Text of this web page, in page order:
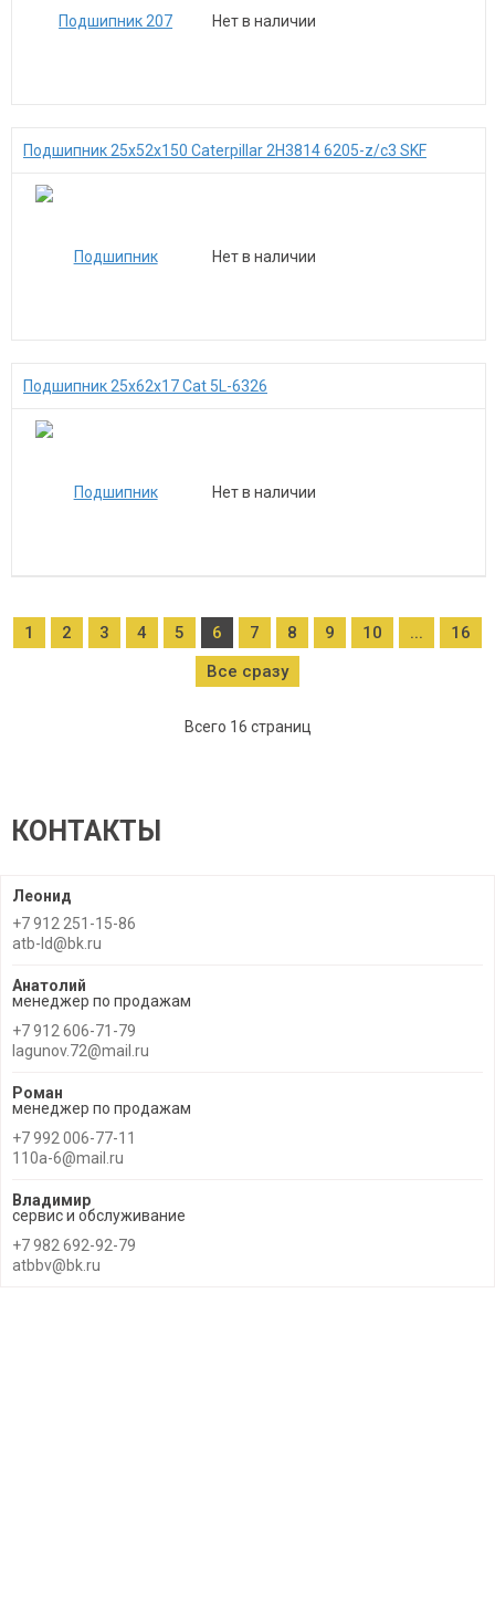
Нет в наличии
Подшипник 25x52x150 Caterpillar 2H3814 6205-z/c3 SKF
Нет в наличии
Подшипник 25x62x17 Cat 5L-6326
Нет в наличии
1 2 3 4 5 6 7 8 9 10 ...
16
Все сразу
Всего 16 страниц
КОНТАКТЫ
Леонид
+7 912 251-15-86
atb-ld@bk.ru
Анатолий
менеджер по продажам
+7 912 606-71-79
lagunov.72@mail.ru
Роман
менеджер по продажам
+7 992 006-77-11
110a-6@mail.ru
Владимир
сервис и обслуживание
+7 982 692-92-79
atbbv@bk.ru